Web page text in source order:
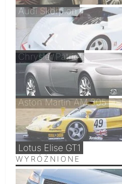
Audi Skorpion
Chrysler Patriot
Aston Martin AM 305
Lotus Elise GT1
WYRÓŻNIONE